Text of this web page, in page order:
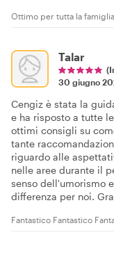
Ottimo per tutta la
Talar
30 giugno
Cengiz è stata la
e ha risposto a tutte
ottimi consigli su
tante
riguardo alle
nelle aree durante il
senso dell'umorismo
differenza per noi.
Fantastico Fantastico